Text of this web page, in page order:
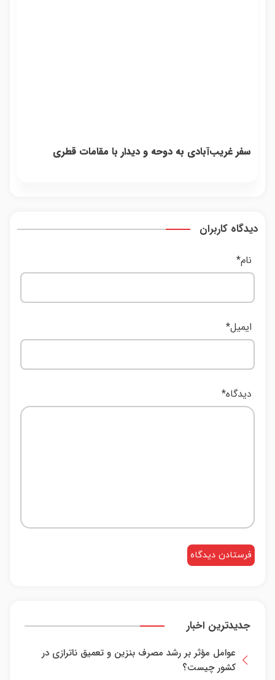
جدیدترین اخبار
عوامل مؤثر بر رشد مصرف بنزین و تعمیق ناترازی در
کشور چیست؟
سفر غریب‌آبادی به دوحه و دیدار با مقامات قطری
دیدگاه کاربران
دیدگاه*
نام*
ایمیل*